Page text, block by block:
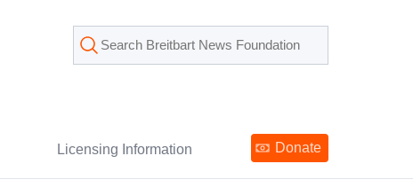
Licensing Information Donate